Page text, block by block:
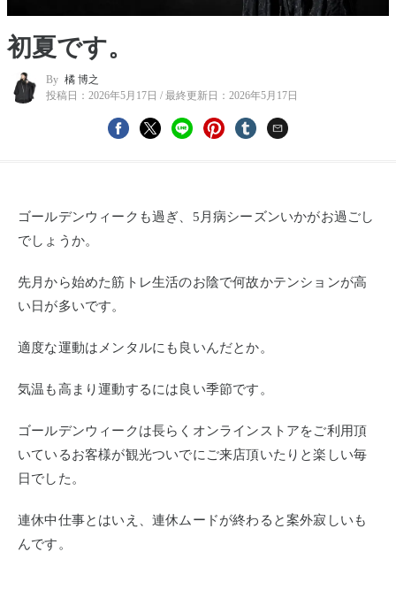
初夏です。
By 橘 博之
投稿日： 2026年5月17日 / 最終更新日： 2026年5月17日
ゴールデンウィークも過ぎ、5月病シーズンいかがお過ごし
でしょうか。
先月から始めた筋トレ生活のお陰で何故かテンションが高
い日が多いです。
適度な運動はメンタルにも良いんだとか。
気温も高まり運動するには良い季節です。
ゴールデンウィークは長らくオンラインストアをご利用頂
いているお客様が観光ついでにご来店頂いたりと楽しい毎
日でした。
連休中仕事とはいえ、連休ムードが終わると案外寂しいも
んです。